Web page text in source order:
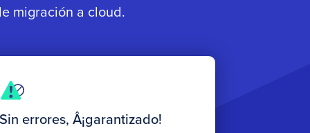
migración a cloud.
Sin errores, Â¡garantizado!